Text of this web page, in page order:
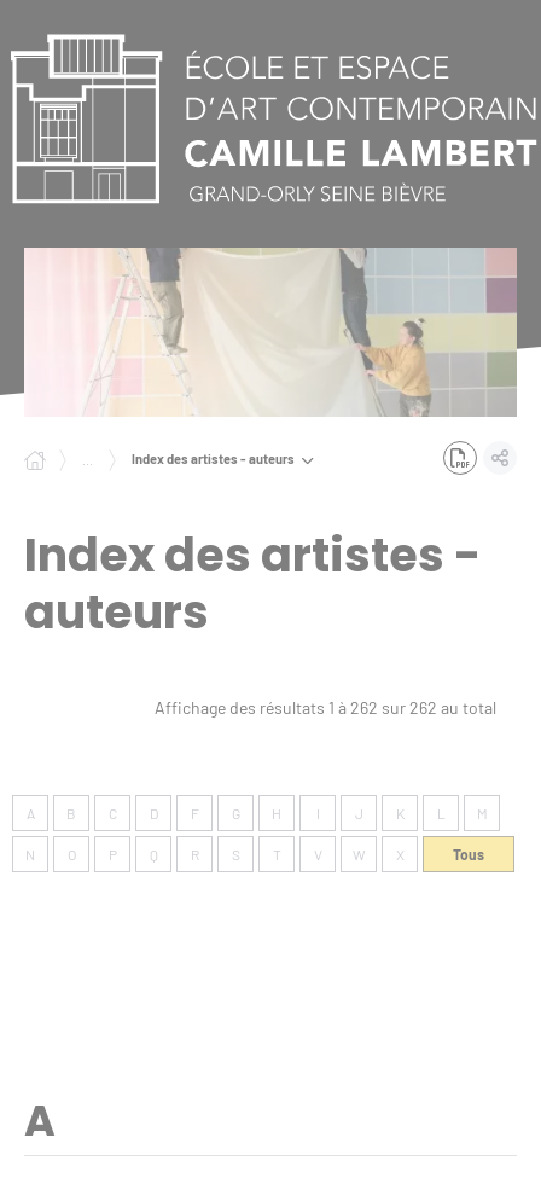
Index des artistes - auteurs
Index des artistes -
auteurs
Affichage des résultats 1 à 262 sur 262 au total
A B C D F G H I J K L M
N O P Q R S T V W X Tous
A